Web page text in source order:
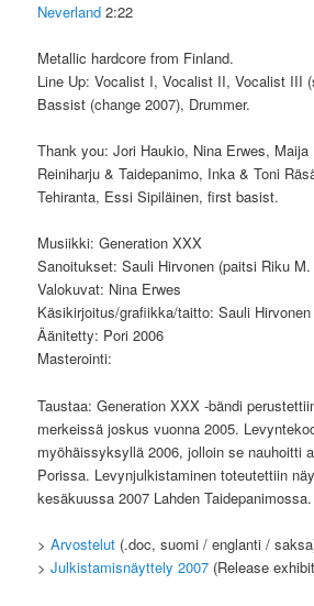
Neverland 2:22
Metallic hardcore from Finland.
Line Up: Vocalist I, Vocalist II, Vocalist III
Bassist (change 2007), Drummer.
Thank you: Jori Haukio, Nina Erwes, Maija
Reiniharju & Taidepanimo, Inka & Toni
Tehiranta, Essi Sipiläinen, first basist.
Musiikki: Generation XXX
Sanoitukset: Sauli Hirvonen (paitsi Riku M.
Valokuvat: Nina Erwes
Käsikirjoitus/grafiikka/taitto: Sauli Hirvonen
Äänitetty: Pori 2006
Masterointi:
Taustaa: Generation XXX -bändi
merkeissä joskus vuonna 2005.
myöhäissyksyllä 2006, jolloin se nauhoitti
Porissa. Levynjulkistaminen toteutettiin
kesäkuussa 2007 Lahden Taidepanimossa.
>Arvostelut (.doc, suomi / englanti /
>Julkistamisnäyttely 2007 (Release